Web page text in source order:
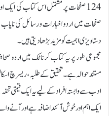
124 صفحات پر مشتمل اس کتاب کی
صفحات میں اردو اخبارات و رسائل کی نایاب
دستاویزی اہمیت کو مزید بڑھا دیتی ہیں۔
مجموعی طور پر یہ کتاب کرناٹک میں اردو
مستند حوالہ ہے۔ تحقیق کے طلبہ، ریسرچ
ادب سے وابستہ افراد کے لیے یہ ایک قیمتی
ایک اہم اور خوش آئند اضافہ ہے اور آنے